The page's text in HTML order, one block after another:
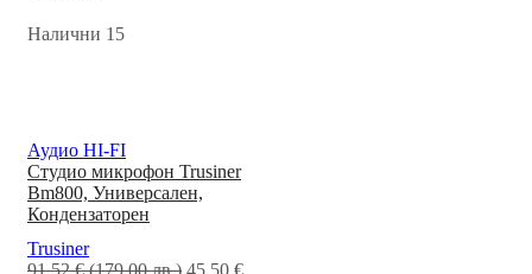
Налични 15
Аудио HI-FI
Студио микрофон Trusiner
Bm800, Универсален,
Кондензаторен
Trusiner
91,52€ (179.00 лв.) 45,50 €